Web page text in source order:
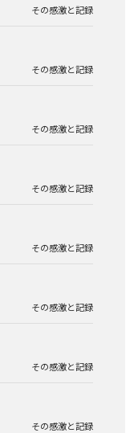
その感激と記録
その感激と記録
その感激と記録
その感激と記録
その感激と記録
その感激と記録
その感激と記録
その感激と記録